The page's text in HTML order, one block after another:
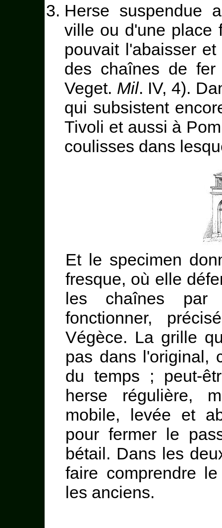
Herse suspendue
ville ou d'une place
pouvait l'abaisser
des chaînes de
Veget. Mil. IV, 4).
qui subsistent
Tivoli et aussi à
coulisses dans
Et le specimen
fresque, où elle
les chaînes par
fonctionner,
Végèce. La grille
pas dans l'original,
du temps ; peut-
herse régulière,
mobile, levée et
pour fermer le
bétail. Dans les
faire comprendre
les anciens.